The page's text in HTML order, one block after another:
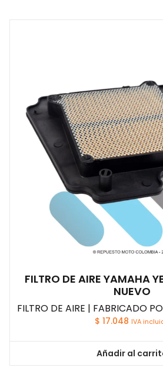
FILTRO DE AIRE YAMAHA
NUEVO
FILTRO DE AIRE | FABRICADO
$ 17.048 IVA
Añadir al